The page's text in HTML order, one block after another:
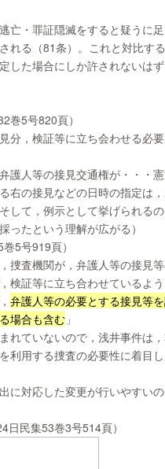
亡・罪証隠滅をすると疑うに
れる（81条）。これと対比す
した場合にしか許されないはず
5号820頁）
分，検証等に立ち会わせる必
人等の接見交通権が・・・
右の接見などの日時の指定は
して，例示として挙げられる
たという理解が広がる）
5号919頁）
捜査機関が，弁護人等の接見
検証等に立ち合わせているよ
， 弁護人等の必要とする接見等
場合も含む 」
ていないので，浅井事件は
利用する捜査の必要性に着目
対応した変更が行いやすい
民集53巻3号514頁）